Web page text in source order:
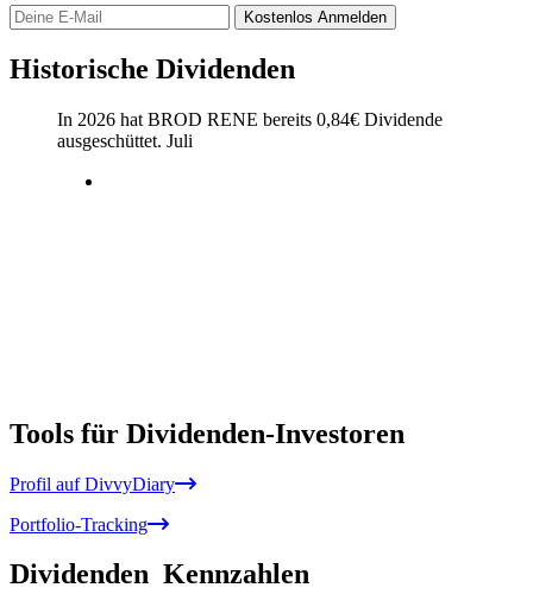
Kostenlos Anmelden
Historische Dividenden
In 2026 hat BROD RENE bereits 0,84€ Dividende
ausgeschüttet. Juli
Tools für Dividenden-Investoren
Profil auf DivvyDiary
Portfolio-Tracking
Dividenden Kennzahlen